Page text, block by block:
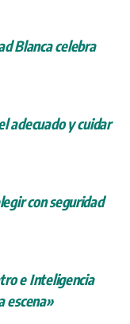
Blanca celebra
adecuado y cuidar
con seguridad
e Inteligencia
escena»